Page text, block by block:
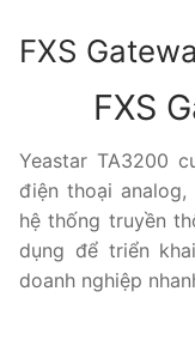
GIỚI THIỆU
SẢN PHẨM
Tổng đài VoIP
Tổng đài VoIP
Tổng đài VoIP
FXS
FXS
Yeastar TA3200
điện thoại
hệ thống truyền
dụng để triển
doanh nghiệp